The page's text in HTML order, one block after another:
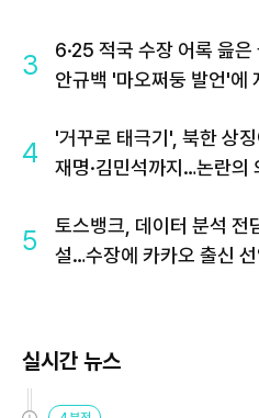
3
6·25 적국 수장 어록 읊
안규백 '마오쩌둥 발언'에
4
'거꾸로 태극기', 북한 상징
재명·김민석까지…논란의
5
토스뱅크, 데이터 분석 전
설…수장에 카카오 출신 선
실시간 뉴스